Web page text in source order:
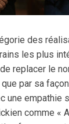
des
les plus
replacer le
par sa
une empathie
comme «